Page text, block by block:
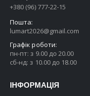
+380 (96) 777-22-15
Пошта:
lumart2026@gmail.com
Графік роботи:
пн-пт: з 9.00 до 20.00
сб-нд: з 10.00 до 18.00
ІНФОРМАЦІЯ